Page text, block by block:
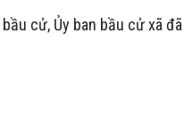
cử, Ủy ban bầu cử xã